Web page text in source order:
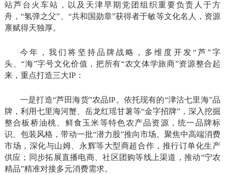
站芦台火车站，以及天津早期党团组织重要负责人于方
舟，“氢弹之父”、“共和国勋章”获得者于敏等文化名人，资源
禀赋得天独厚。
今年，我们将坚持品牌战略，多维度开发“芦”字
头、“海”字号文化价值，把所有“农文体学旅商”资源整合起
来，重点打造三大IP：
一是打造“芦田海货”农品IP。依托现有的“津沽七里海”品
牌，利用七里海河蟹、岳龙红瑶甘薯等“金字招牌”，深入挖掘
整合板桥油桃、鲜食玉米等特色农产品资源，统一品牌标
识、包装风格，带动一批“潜力股”推向市场。聚焦中高端消费
市场，深化与山姆、永辉等大型商超合作，推行订单化生产
供应；同步拓展直播电商、社区团购等线上渠道，推动“宁农
精品”精准对接多元消费需求。